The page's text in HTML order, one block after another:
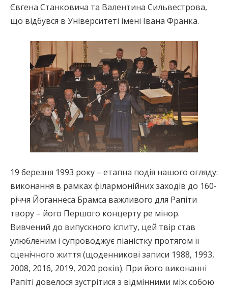
Євгена Станковича та Валентина Сильвестрова,
що відбувся в Університеті імені Івана Франка.
19 березня 1993 року – етапна подія нашого огляду:
виконання в рамках філармонійних заходів до 160-
річчя Йоганнеса Брамса важливого для Рапіти
твору – його Першого концерту ре мінор.
Вивчений до випускного іспиту, цей твір став
улюбленим і супроводжує піаністку протягом її
сценічного життя (щоденникові записи 1988, 1993,
2008, 2016, 2019, 2020 років). При його виконанні
Рапіті довелося зустрітися з відмінними між собою